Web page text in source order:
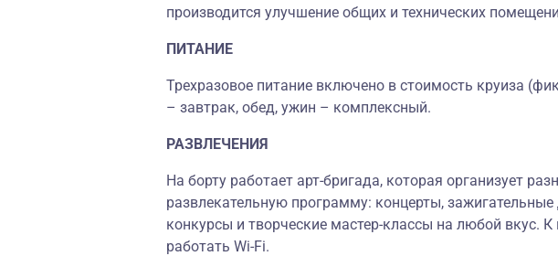
производится улучшение общих и технических
ПИТАНИЕ
Трехразовое питание включено в стоимость круиза
– завтрак, обед, ужин – комплексный.
РАЗВЛЕЧЕНИЯ
На борту работает арт-бригада, которая организует
развлекательную программу: концерты, зажигательные
конкурсы и творческие мастер-классы на любой вкус. К
работать Wi-Fi.